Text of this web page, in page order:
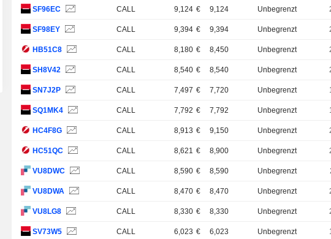
SF96EC CALL 9,124 € 9,124 Unbegrenzt
SF98EY CALL 9,394 € 9,394 Unbegrenzt
HB51C8 CALL 8,180 € 8,450 Unbegrenzt
SH8V42 CALL 8,540 € 8,540 Unbegrenzt
SN7J2P CALL 7,497 € 7,720 Unbegrenzt
SQ1MK4 CALL 7,792 € 7,792 Unbegrenzt
HC4F8G CALL 8,913 € 9,150 Unbegrenzt
HC51QC CALL 8,621 € 8,900 Unbegrenzt
VU8DWC CALL 8,590 € 8,590 Unbegrenzt
VU8DWA CALL 8,470 € 8,470 Unbegrenzt
VU8LG8 CALL 8,330 € 8,330 Unbegrenzt
SV73W5 CALL 6,023 € 6,023 Unbegrenzt